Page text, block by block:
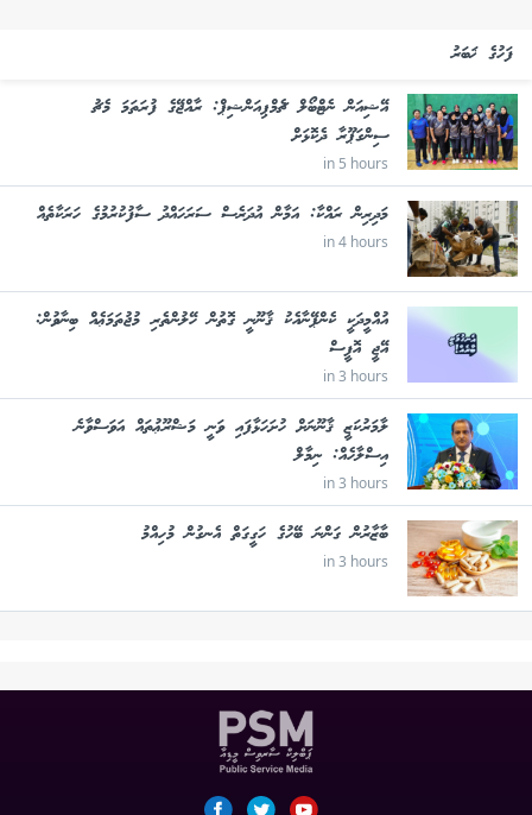
ފަހުގެ ޚަބަރު
އޭޝިއަން ނެޓްބޯލް ޗެމްޕިއަންޝިޕް: ރާއްޖޭގެ ފުރަތަމަ މެޗު
ސިންގަޕޫރާ ދެކޮޅަށް
in 5 hours
މަދިރިން ރައްކާ: އަމާން އުދަރެސް ސަރަހައްދު ސާފުކުރުމުގެ ހަރަކާތެއް
in 4 hours
އުއްމީދަކީ ކެންޕޭނާއެކު ޤާނޫނީ ގޮތުން ހޭލުންތެރި މުޖުތަމަޢެއް ބިނާވުން:
އޭޖީ އޮފީސް
in 3 hours
ލާމަރުކަޒީ ޤާނޫނަށް ހުށަހަޅާފައި ވަނީ މަޝްރޫޢުތައް އަވަސްވާނެ
އިސްލާހެއް: ނިމާލް
in 3 hours
ބާޒާރުން ގަންނަ ބޭހުގެ ހަގީގަތް އެނގުން މުހިއްމު
in 3 hours